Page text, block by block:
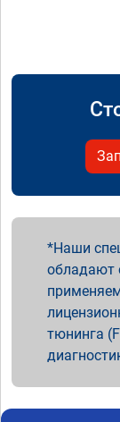
Наши
обладают
тюнинга